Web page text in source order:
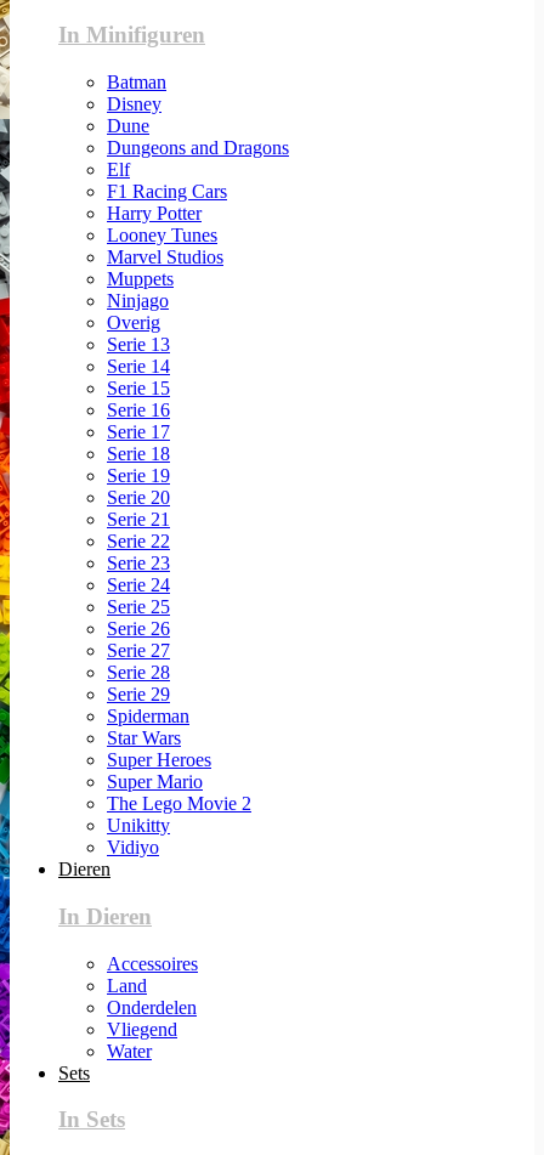
In Minifiguren
Batman
Disney
Dune
Dungeons and Dragons
Elf
F1 Racing Cars
Harry Potter
Looney Tunes
Marvel Studios
Muppets
Ninjago
Overig
Serie 13
Serie 14
Serie 15
Serie 16
Serie 17
Serie 18
Serie 19
Serie 20
Serie 21
Serie 22
Serie 23
Serie 24
Serie 25
Serie 26
Serie 27
Serie 28
Serie 29
Spiderman
Star Wars
Super Heroes
Super Mario
The Lego Movie 2
Unikitty
Vidiyo
Dieren
In Dieren
Accessoires
Land
Onderdelen
Vliegend
Water
Sets
In Sets